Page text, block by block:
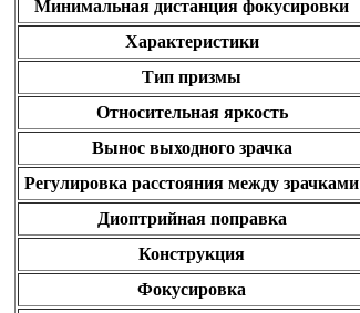
Минимальная дистанция фокусировки
Характеристики
Тип призмы
Относительная яркость
Вынос выходного зрачка
Регулировка расстояния между зрачками
Диоптрийная поправка
Конструкция
Фокусировка